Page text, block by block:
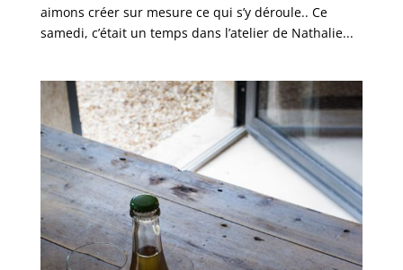
aimons créer sur mesure ce qui s’y déroule.. Ce
samedi, c’était un temps dans l’atelier de Nathalie...